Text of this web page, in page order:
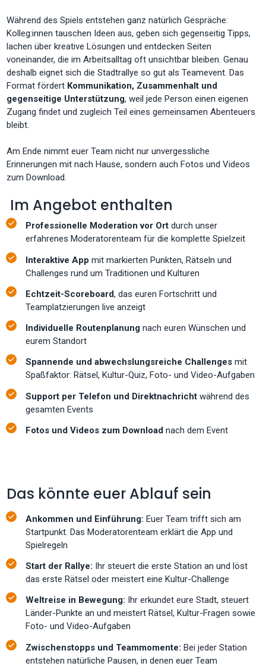
Während des Spiels entstehen ganz natürlich Gespräche:
Kolleg:innen tauschen Ideen aus, geben sich gegenseitig Tipps,
lachen über kreative Lösungen und entdecken Seiten
voneinander, die im Arbeitsalltag oft unsichtbar bleiben. Genau
deshalb eignet sich die Stadtrallye so gut als Teamevent. Das
Format fördert Kommunikation, Zusammenhalt und
gegenseitige Unterstützung, weil jede Person einen eigenen
Zugang findet und zugleich Teil eines gemeinsamen Abenteuers
bleibt.
Am Ende nimmt euer Team nicht nur unvergessliche
Erinnerungen mit nach Hause, sondern auch Fotos und Videos
zum Download.
Im Angebot enthalten
Professionelle Moderation vor Ort durch unser
erfahrenes Moderatorenteam für die komplette Spielzeit
Interaktive App mit markierten Punkten, Rätseln und
Challenges rund um Traditionen und Kulturen
Echtzeit-Scoreboard, das euren Fortschritt und
Teamplatzierungen live anzeigt
Individuelle Routenplanung nach euren Wünschen und
eurem Standort
Spannende und abwechslungsreiche Challenges mit
Spaßfaktor: Rätsel, Kultur-Quiz, Foto- und Video-Aufgaben
Support per Telefon und Direktnachricht während des
gesamten Events
Fotos und Videos zum Download nach dem Event
Das könnte euer Ablauf sein
Ankommen und Einführung: Euer Team trifft sich am
Startpunkt. Das Moderatorenteam erklärt die App und
Spielregeln
Start der Rallye: Ihr steuert die erste Station an und löst
das erste Rätsel oder meistert eine Kultur-Challenge
Weltreise in Bewegung: Ihr erkundet eure Stadt, steuert
Länder-Punkte an und meistert Rätsel, Kultur-Fragen sowie
Foto- und Video-Aufgaben
Zwischenstopps und Teammomente: Bei jeder Station
entstehen natürliche Pausen, in denen euer Team